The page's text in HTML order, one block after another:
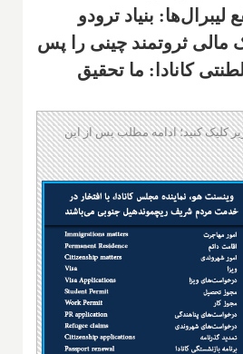
لیبرال‌ها: بنیاد ترودو
کمک مالی ثروتمند چینی را پس
کانادا: ما تحقیق
کلیک کنید؛ ادامه مطلب پس از این